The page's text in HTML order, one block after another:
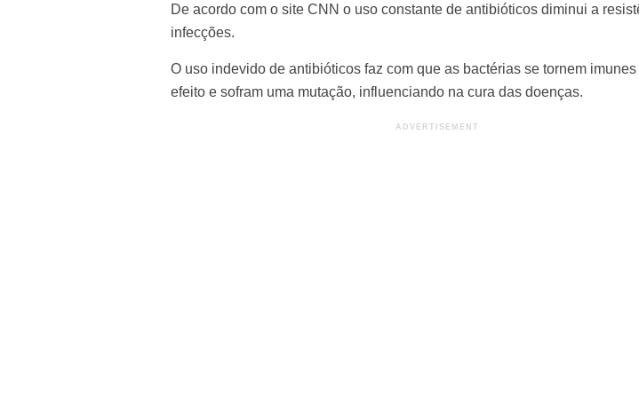
De acordo com o site CNN o uso constante de antibióticos diminui a
infecções.
O uso indevido de antibióticos faz com que as bactérias se tornem imunes
efeito e sofram uma mutação, influenciando na cura das doenças.